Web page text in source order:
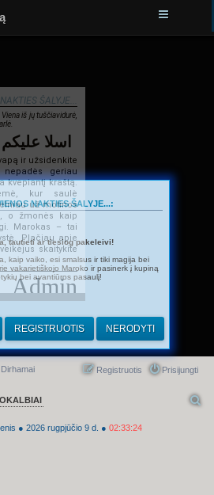
ŠALYJE...
iš jų tuščiavidurė,
Salamu 'lekum - اسلا عليكم
ir užsidenkite
geriau
kvepiantį kraštą.
kur saulė
už motinos
o žmonės kaip
Marokas – tai
Plačiau apie
skaitykite
Admin
Dirhamai Prisijungti
Registruotis
● 2026 rugpjūčio 9 d. ● 02:33:24
NAKTIES ŠALYJE...:
tautieti ar tiesiog pakeleivi!
kaip vaiko, esi smalsus ir tiki magija bei
vakarietiškojo Maroko ir pasinerk į kupiną
bei avantiūros pasaulį!
REGISTRUOTIS NERODYTI